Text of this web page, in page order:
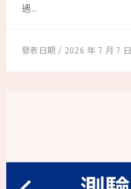
遇...
2026 年 7 月 7 日